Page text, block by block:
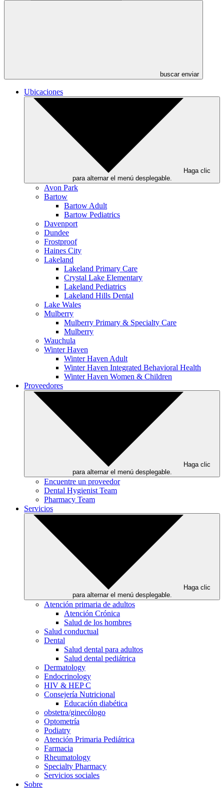
buscar enviar
Ubicaciones
Haga clic
para alternar el menú desplegable.
Avon Park
Bartow
Bartow Adult
Bartow Pediatrics
Davenport
Dundee
Frostproof
Haines City
Lakeland
Lakeland Primary Care
Crystal Lake Elementary
Lakeland Pediatrics
Lakeland Hills Dental
Lake Wales
Mulberry
Mulberry Primary & Specialty Care
Mulberry
Wauchula
Winter Haven
Winter Haven Adult
Winter Haven Integrated Behavioral Health
Winter Haven Women & Children
Proveedores
Haga clic
para alternar el menú desplegable.
Encuentre un proveedor
Dental Hygienist Team
Pharmacy Team
Servicios
Haga clic
para alternar el menú desplegable.
Atención primaria de adultos
Atención Crónica
Salud de los hombres
Salud conductual
Dental
Salud dental para adultos
Salud dental pediátrica
Dermatology
Endocrinology
HIV & HEP C
Consejería Nutricional
Educación diabética
obstetra/ginecólogo
Optometría
Podiatry
Atención Primaria Pediátrica
Farmacia
Rheumatology
Specialty Pharmacy
Servicios sociales
Sobre